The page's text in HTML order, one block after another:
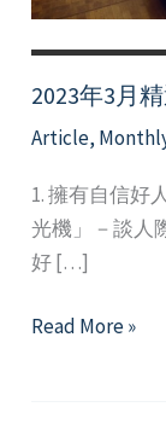
2023年3月
Article,
1. 擁有自信好
光機」－談人
好 […]
2023
Read More »